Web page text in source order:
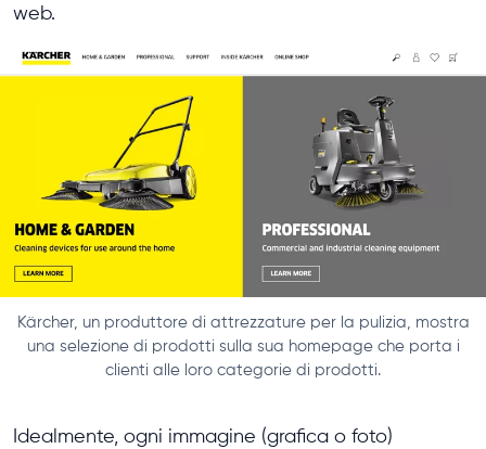
web.
Kärcher, un produttore di attrezzature per la pulizia, mostra
una selezione di prodotti sulla sua homepage che porta i
clienti alle loro categorie di prodotti.
Idealmente, ogni immagine (grafica o foto)